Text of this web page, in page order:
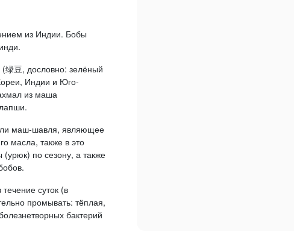
из Индии. Бобы
(绿豆, дословно: зелёный
Индии и Юго-
из маша
маш-шавля, являющее
масла, также в это
по сезону, а также
суток (в
промывать: тёплая,
бактерий